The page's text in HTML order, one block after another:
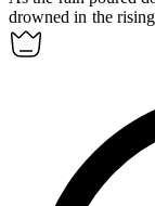
drowned in the